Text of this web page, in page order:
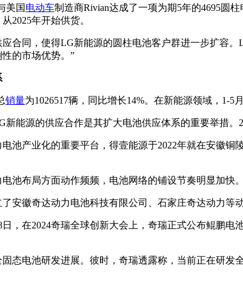
美国电动车制造商Rivian达成了一项为期5年的4695圆
2025年开始供货。
合同，使得LG新能源的圆柱电池客户群进一步扩容
的市场优势。”
销量为1026517辆，同比增长14%。在新能源领域，1-5
新能源的供应合作是其扩大电池供应体系的重要举措。
池产业化的重要平台，得壹能源于2022年就在安徽
池布局方面动作频频，电池网络的铺设节奏明显加快。
安徽奇达动力电池科技有限公司、石家庄奇达动力等
日，在2024奇瑞全球创新大会上，奇瑞正式公布鲲鹏电
态电池研发进展。彼时，奇瑞透露称，当前正在研发